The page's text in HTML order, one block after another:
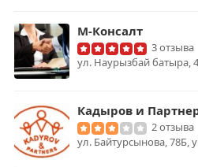
М-Консалт
3 отзыва
ул. Наурызбай батыра,
Кадыров и
2 отзыва
ул. Байтурсынова, 78Б,